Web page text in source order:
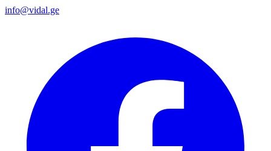
info@vidal.ge